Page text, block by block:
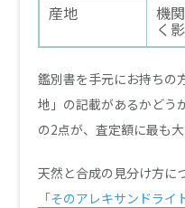
産地
機
く
鑑別書を手元にお持ちの
地」の記載があるかどう
の2点が、査定額に最も
天然と合成の見分け方に
「そのアレキサンドライ